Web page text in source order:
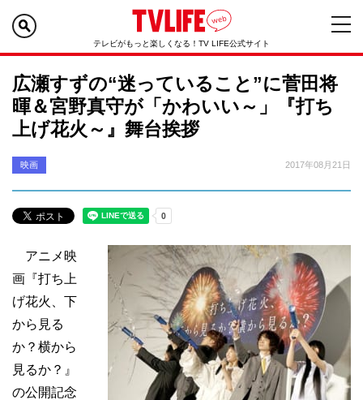
テレビがもっと楽しくなる！TV LIFE公式サイト
広瀬すずの“迷っていること”に菅田将
暉＆宮野真守が「かわいい～」『打ち
上げ花火～』舞台挨拶
映画 2017年08月21日
アニメ映
画『打ち上
げ花火、下
から見る
か？横から
見るか？』
の公開記念